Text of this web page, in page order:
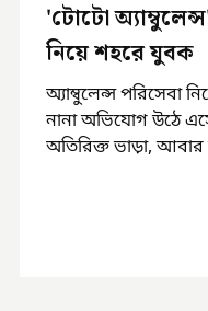
'টোটো অ্যাম্বুলেন্স'
নিয়ে শহরে যুবক
অ্যাম্বুলেন্স পরিসেবা
নানা অভিযোগ উঠে
অতিরিক্ত ভাড়া,